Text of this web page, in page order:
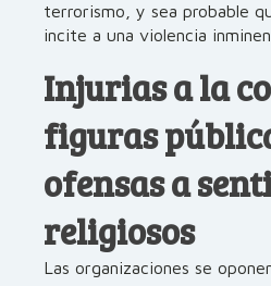
terrorismo, y sea probable
incite a una violencia
Injurias a la
figuras
ofensas a
religiosos
Las organizaciones se